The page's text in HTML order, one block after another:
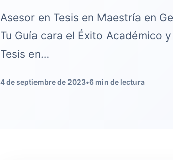
Asesor en Tesis en Maestría en
Tu Guía cara el Éxito Académico
Tesis en…
4 de septiembre de 2023•6 min de lectura